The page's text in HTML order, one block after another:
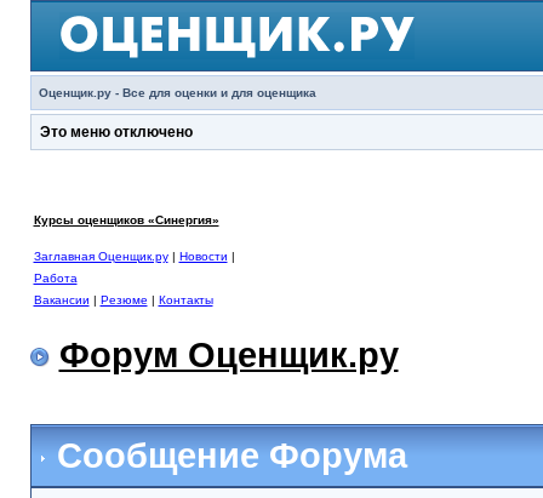
Оценщик.ру - Все для оценки и для оценщика
Это меню отключено
Курсы оценщиков «Синергия»
Заглавная Оценщик.ру| Новости |
Работа
Вакансии | Резюме | Контакты
Форум Оценщик.ру
Сообщение Форума